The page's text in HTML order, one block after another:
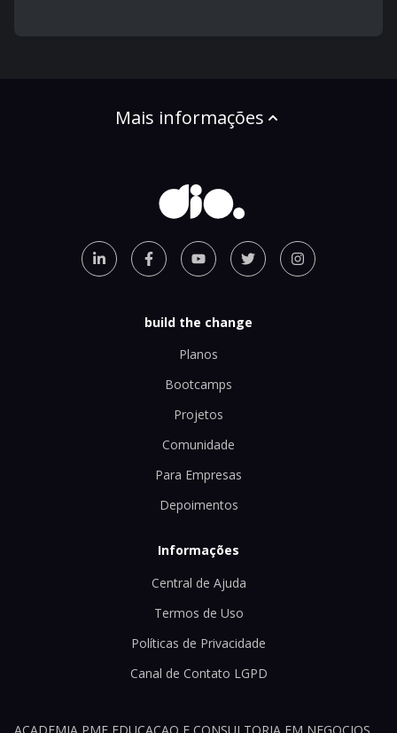
Mais informações
build the change
Planos
Bootcamps
Projetos
Comunidade
Para Empresas
Depoimentos
Informações
Central de Ajuda
Termos de Uso
Políticas de Privacidade
Canal de Contato LGPD